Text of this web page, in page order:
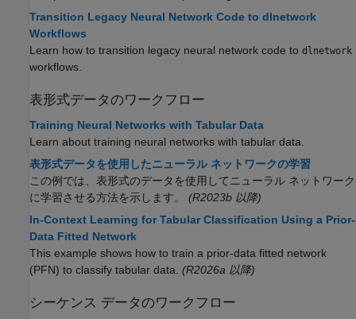
Transition Legacy Neural Network Code to dlnetwork
Workflows
Learn how to transition legacy neural network code to dlnetwork
workflows.
表形式データのワークフロー
Training Neural Networks with Tabular Data
Learn about training neural networks with tabular data.
表形式データを使用したニューラル ネットワークの学習
この例では、表形式のデータを使用してニューラル ネットワーク
に学習させる方法を示します。
(R2023b 以降)
In-Context Learning for Tabular Classification Using a Prior-
Data Fitted Network
This example shows how to train a prior-data fitted network
(PFN) to classify tabular data. (R2026a 以降)
シーケンス データのワークフロー